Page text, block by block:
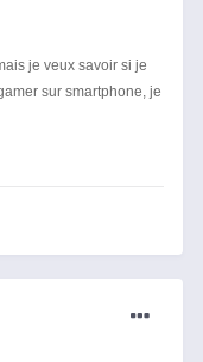
je veux savoir si je
sur smartphone, je